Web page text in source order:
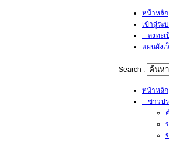
หน้าหลัก
เข้าสู่ระ
+ ลงทะ
แผนผังเ
Search :
หน้าหลัก
+ ข่าวป